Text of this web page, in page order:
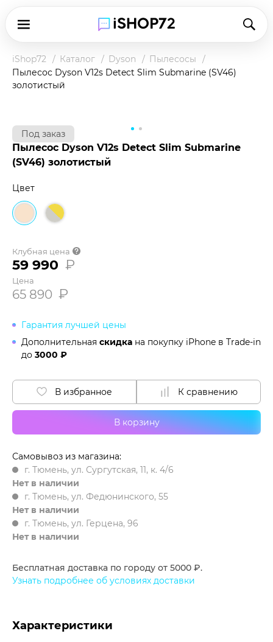
iShop72 Каталог Dyson
Пылесосы
Пылесос Dyson V12s Detect Slim Submarine (SV46)
золотистый
Под заказ
Пылесос Dyson V12s Detect Slim Submarine
(SV46) золотистый
Цвет
Клубная цена
Чтобы купить товар по клубной цене,
наличными в магазине или при доставке.
Подробнее о клубной цене
59 990 ₽
Цена
65 890 ₽
Гарантия лучшей цены
Дополнительная скидка на покупку iPhone в Trade-in
до 3000 ₽
В корзину
В избранное К сравнению
Самовывоз из магазина:
г. Тюмень, ул. Сургутская, 11, к. 4/6
Нет в наличии
г. Тюмень, ул. Федюнинского, 55
Нет в наличии
г. Тюмень, ул. Герцена, 96
Нет в наличии
Бесплатная доставка по городу от 5000 ₽.
Узнать подробнее об условиях доставки
Характеристики